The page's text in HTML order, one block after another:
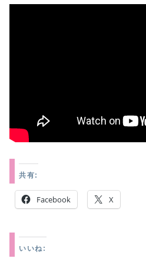
共有:
Facebook X
いいね: